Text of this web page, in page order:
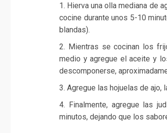
Hierva una olla mediana de
cocine durante unos 5-10
blandas).
Mientras se cocinan los
medio y agregue el aceite y
descomponerse,
Agregue las hojuelas de ajo,
Finalmente, agregue las
minutos, dejando que los